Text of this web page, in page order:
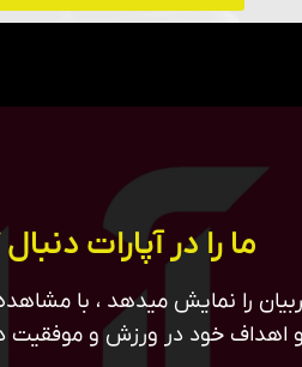
ما را در آپارات
را نمایش میدهد ، با
و اهداف خود در ورزش و موفقیت